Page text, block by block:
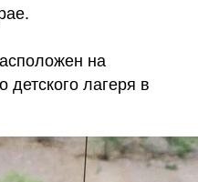
на
детского лагеря в